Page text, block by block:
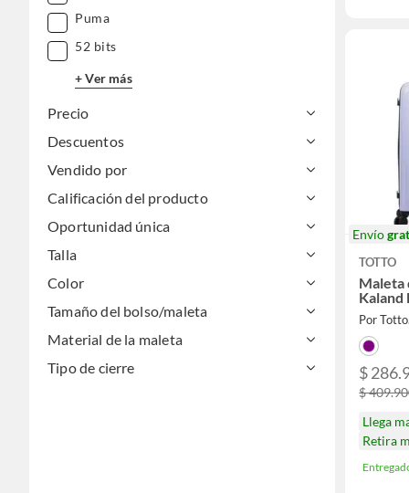
Puma
52 bits
+ Ver más
Precio
Descuentos
Vendido por
Calificación del producto
Oportunidad única
Talla
Color
Tamaño del bolso/maleta
Material de la maleta
Tipo de cierre
Envío
TOTTO
Maleta
Kaland
Por
$
$
Llega
Retira